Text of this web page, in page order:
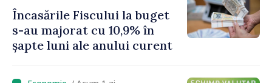
foarte atent vom uniformiza
anumite taxe”
Încasările Fiscului la buget
s-au majorat cu 10,9% în
șapte luni ale anului curent